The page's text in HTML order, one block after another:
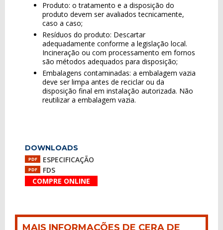
Produto: o tratamento e a disposição do
produto devem ser avaliados tecnicamente,
caso a caso;
Resíduos do produto: Descartar
adequadamente conforme a legislação local.
Incineração ou com processamento em fornos
são métodos adequados para disposição;
Embalagens contaminadas: a embalagem vazia
deve ser limpa antes de reciclar ou da
disposição final em instalação autorizada. Não
reutilizar a embalagem vazia.
DOWNLOADS
PDF ESPECIFICAÇÃO
PDF
FDS
COMPRE ONLINE
MAIS INFORMAÇÕES DE CERA DE